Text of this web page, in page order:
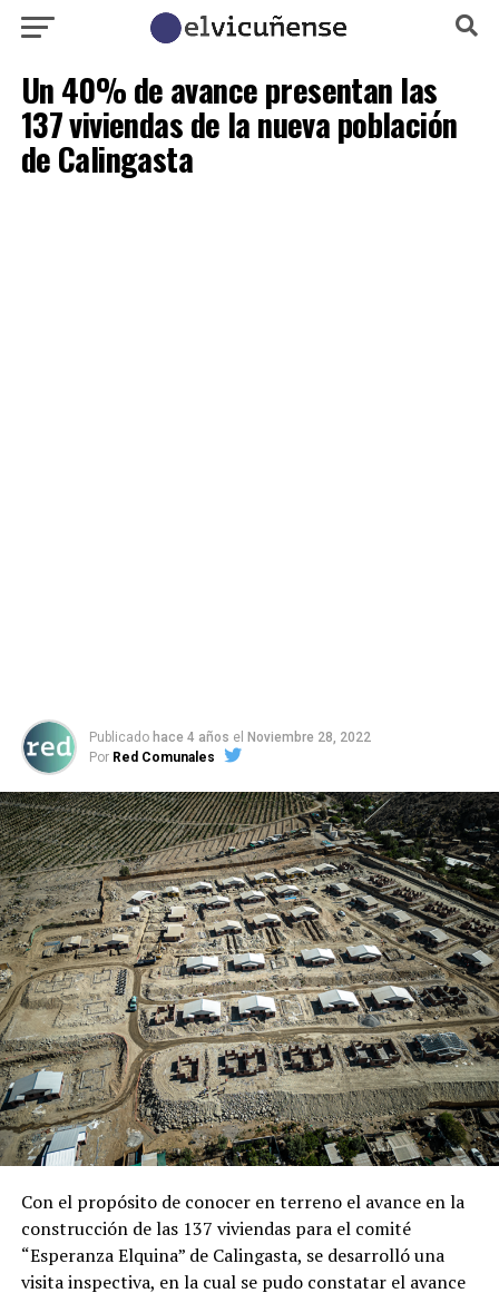
Un 40% de avance presentan las
137 viviendas de la nueva población
de Calingasta
Publicado hace 4 años el Noviembre 28, 2022
Por Red Comunales
Con el propósito de conocer en terreno el avance en la
construcción de las 137 viviendas para el comité
“Esperanza Elquina” de Calingasta, se desarrolló una
visita inspectiva, en la cual se pudo constatar el avance